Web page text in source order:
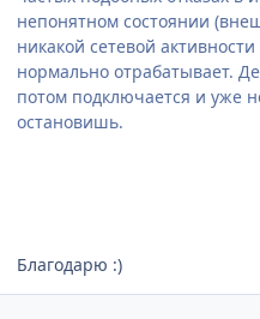
непонятном состоянии
никакой сетевой
нормально отрабатывает.
потом подключается и уже
остановишь.
Благодарю :)